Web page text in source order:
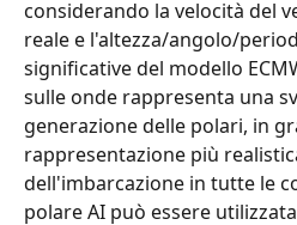
considerando la velocità del
reale e l'altezza/angolo/
significative del modello
sulle onde rappresenta una
generazione delle polari, in
rappresentazione più
dell'imbarcazione in tutte le
polare AI può essere